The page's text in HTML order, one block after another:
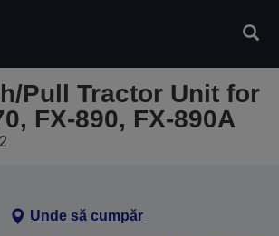
Pull Tractor Unit for
FX-890, FX-890A
Unde să cumpăr